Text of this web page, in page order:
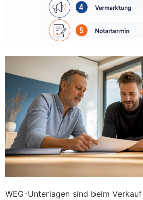
WEG-Unterlagen sind beim